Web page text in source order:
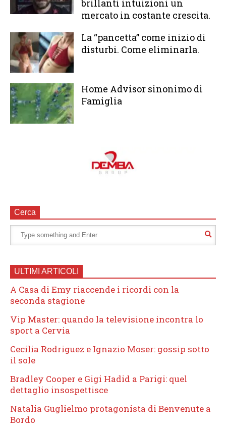
brillanti intuizioni un
mercato in costante crescita.
La “pancetta” come inizio di
disturbi. Come eliminarla.
Home Advisor sinonimo di
Famiglia
Cerca
ULTIMI ARTICOLI
A Casa di Emy riaccende i ricordi con la
seconda stagione
Vip Master: quando la televisione incontra lo
sport a Cervia
Cecilia Rodriguez e Ignazio Moser: gossip sotto
il sole
Bradley Cooper e Gigi Hadid a Parigi: quel
dettaglio insospettisce
Natalia Guglielmo protagonista di Benvenute a
Bordo